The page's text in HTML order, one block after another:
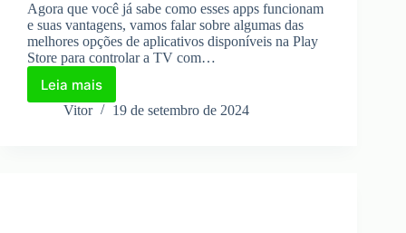
Agora que você já sabe como esses apps funcionam
e suas vantagens, vamos falar sobre algumas das
melhores opções de aplicativos disponíveis na Play
Store para controlar a TV com…
Leia mais
Melhores
Aplicativos
Vitor 19 de setembro de 2024